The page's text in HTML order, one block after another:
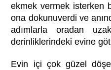
ekmek vermek isterken
ona dokunuverdi ve
adımlarla oradan
derinliklerindeki evine
Evin içi çok güzel